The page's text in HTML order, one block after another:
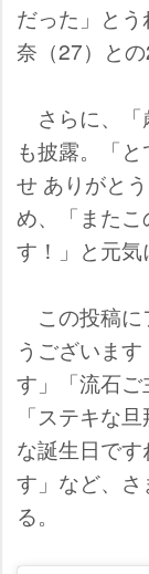
だった」と
奈（27）との
さらに、「
も披露。「
せ ありがと
め、「また
す！」と元気
この投稿に
うございま
す」「流石ご
「ステキな
な誕生日で
す」など、
る。